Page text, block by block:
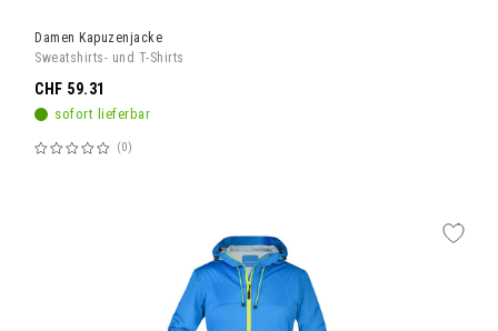
Damen Kapuzenjacke
Sweatshirts- und T-Shirts
sofort lieferbar
Bewertung:
0
CHF 59.31